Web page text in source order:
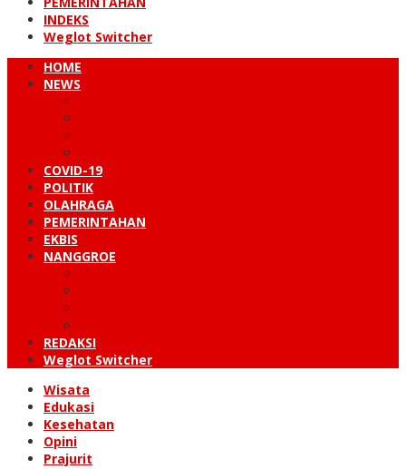
INDEKS
Weglot Switcher
HOME
NEWS
COVID-19
POLITIK
OLAHRAGA
PEMERINTAHAN
EKBIS
NANGGROE
REDAKSI
Weglot Switcher
Wisata
Edukasi
Kesehatan
Opini
Prajurit